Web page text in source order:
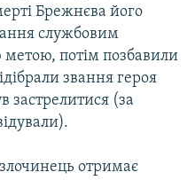
Брежнєва його
службовим
потім позбавили
звання героя
застрелитися (за
отримає